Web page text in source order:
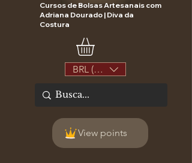
Cursos de Bolsas Artesanais com
Adriana Dourado | Diva da
Costura
BRL (R$)
View points